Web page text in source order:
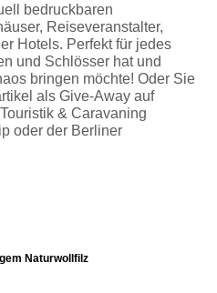
bedruckbaren
Reiseveranstalter,
Hotels. Perfekt für jedes
und Schlösser hat und
bringen möchte! Oder Sie
als Give-Away auf
& Caravaning
oder der Berliner
Naturwollfilz